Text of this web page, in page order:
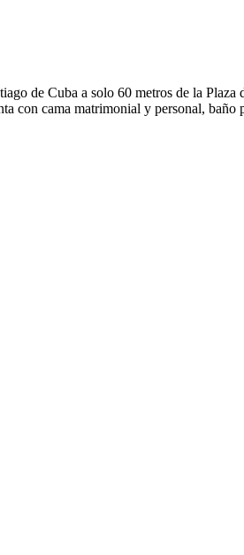
de Cuba a solo 60 metros de la
con cama matrimonial y personal,